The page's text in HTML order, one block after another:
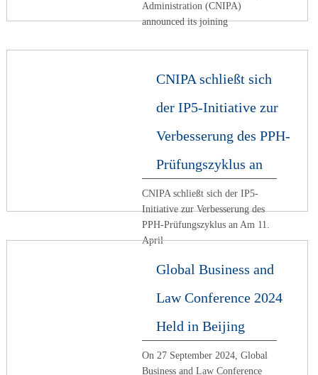
Administration (CNIPA)
announced its joining
CNIPA schließt sich
der IP5-Initiative zur
Verbesserung des PPH-
Prüfungszyklus an
CNIPA schließt sich der IP5-
Initiative zur Verbesserung des
PPH-Prüfungszyklus an Am 11.
April
Global Business and
Law Conference 2024
Held in Beijing
On 27 September 2024, Global
Business and Law Conference